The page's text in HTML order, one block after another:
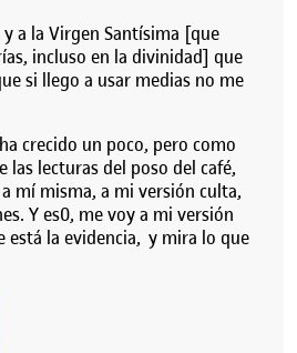
y a la Virgen Santísima [que
incluso en la divinidad] que
si llego a usar medias no me
crecido un poco, pero como
las lecturas del poso del café,
mí misma, a mi versión culta,
Y es0, me voy a mi versión
está la evidencia, y mira lo que